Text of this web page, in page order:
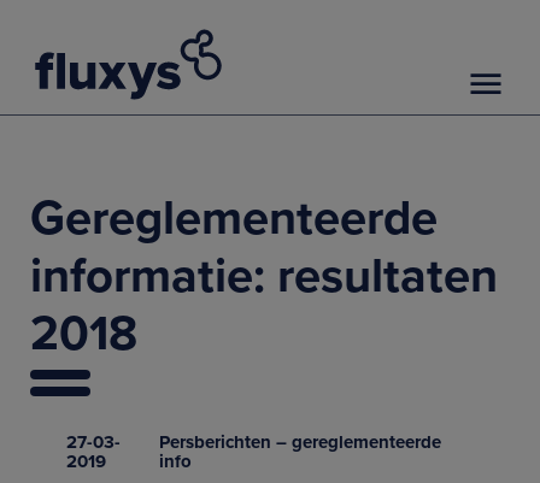
Gereglementeerde
informatie: resultaten
2018
27-03-
2019
Persberichten – gereglementeerde
info